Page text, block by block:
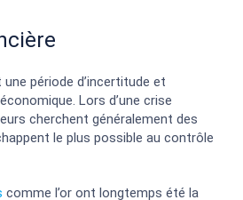
période d’incertitude et
Lors d’une crise
cherchent généralement des
le plus possible au contrôle
comme l’or ont longtemps été la